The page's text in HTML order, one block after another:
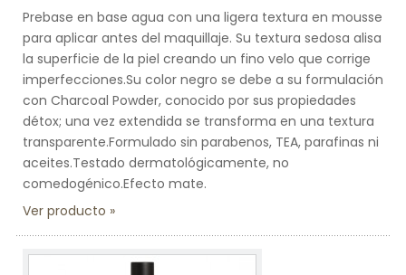
Prebase en base agua con una ligera textura en mousse
para aplicar antes del maquillaje. Su textura sedosa alisa
la superficie de la piel creando un fino velo que corrige
imperfecciones.Su color negro se debe a su formulación
con Charcoal Powder, conocido por sus propiedades
détox; una vez extendida se transforma en una textura
transparente.Formulado sin parabenos, TEA, parafinas ni
aceites.Testado dermatológicamente, no
comedogénico.Efecto mate.
Ver producto